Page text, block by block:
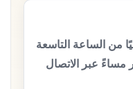
من الساعة التاسعة
مساءً عبر الاتصال